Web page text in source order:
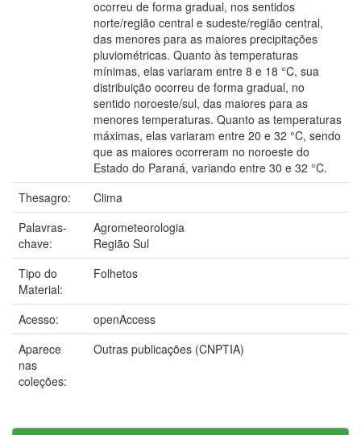
ocorreu de forma gradual, nos sentidos
norte/região central e sudeste/região central,
das menores para as maiores precipitações
pluviométricas. Quanto às temperaturas
mínimas, elas variaram entre 8 e 18 °C, sua
distribuição ocorreu de forma gradual, no
sentido noroeste/sul, das maiores para as
menores temperaturas. Quanto as temperaturas
máximas, elas variaram entre 20 e 32 °C, sendo
que as maiores ocorreram no noroeste do
Estado do Paraná, variando entre 30 e 32 °C.
Thesagro:
Clima
Palavras-
chave:
Agrometeorologia
Região Sul
Tipo do
Material:
Folhetos
Acesso:
openAccess
Aparece
nas
coleções:
Outras publicações (CNPTIA)